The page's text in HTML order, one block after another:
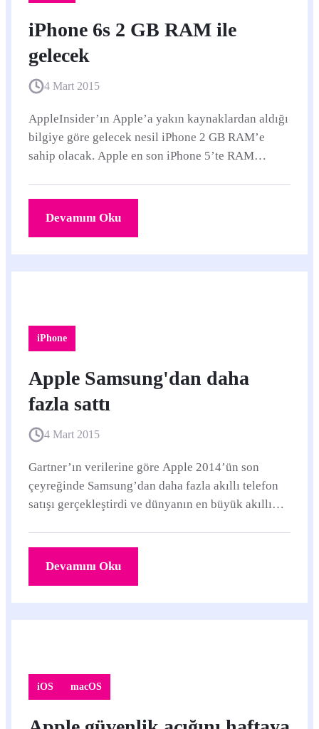
iPhone 6s 2 GB RAM ile
gelecek
4 Mart 2015
AppleInsider’ın Apple’a yakın kaynaklardan aldığı
bilgiye göre gelecek nesil iPhone 2 GB RAM’e
sahip olacak. Apple en son iPhone 5’te RAM
Devamını Oku
iPhone
Apple Samsung'dan daha
fazla sattı
4 Mart 2015
Gartner’ın verilerine göre Apple 2014’ün son
çeyreğinde Samsung’dan daha fazla akıllı telefon
satışı gerçekleştirdi ve dünyanın en büyük akıllı
Devamını Oku
iOS macOS